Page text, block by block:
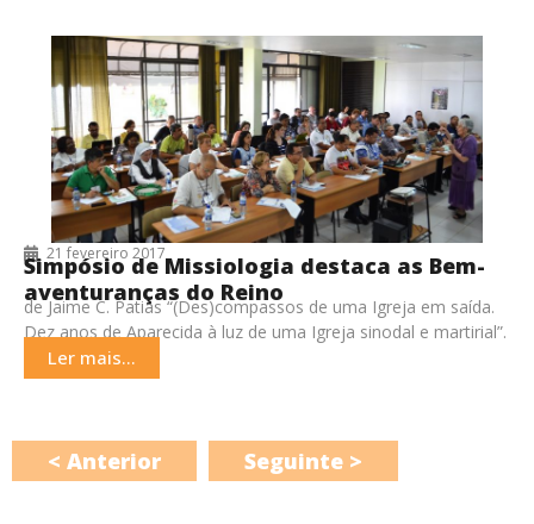
21 fevereiro 2017
Simpósio de Missiologia destaca as Bem-
aventuranças do Reino
de Jaime C. Patias “(Des)compassos de uma Igreja em saída.
Dez anos de Aparecida à luz de uma Igreja sinodal e martirial”.
Este é
Ler mais...
< Anterior Seguinte >